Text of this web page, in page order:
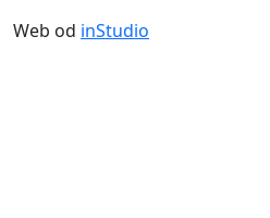
Web od inStudio